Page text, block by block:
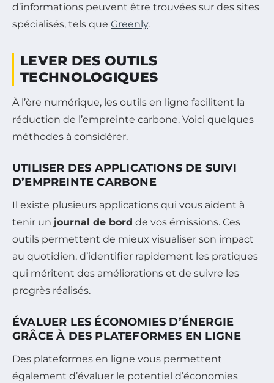
d’informations peuvent être trouvées sur des sites
spécialisés, tels que Greenly.
LEVER DES OUTILS
TECHNOLOGIQUES
À l’ère numérique, les outils en ligne facilitent la
réduction de l’empreinte carbone. Voici quelques
méthodes à considérer.
UTILISER DES APPLICATIONS DE SUIVI
D’EMPREINTE CARBONE
Il existe plusieurs applications qui vous aident à
tenir un journal de bord de vos émissions. Ces
outils permettent de mieux visualiser son impact
au quotidien, d’identifier rapidement les pratiques
qui méritent des améliorations et de suivre les
progrès réalisés.
ÉVALUER LES ÉCONOMIES D’ÉNERGIE
GRÂCE À DES PLATEFORMES EN LIGNE
Des plateformes en ligne vous permettent
également d’évaluer le potentiel d’économies